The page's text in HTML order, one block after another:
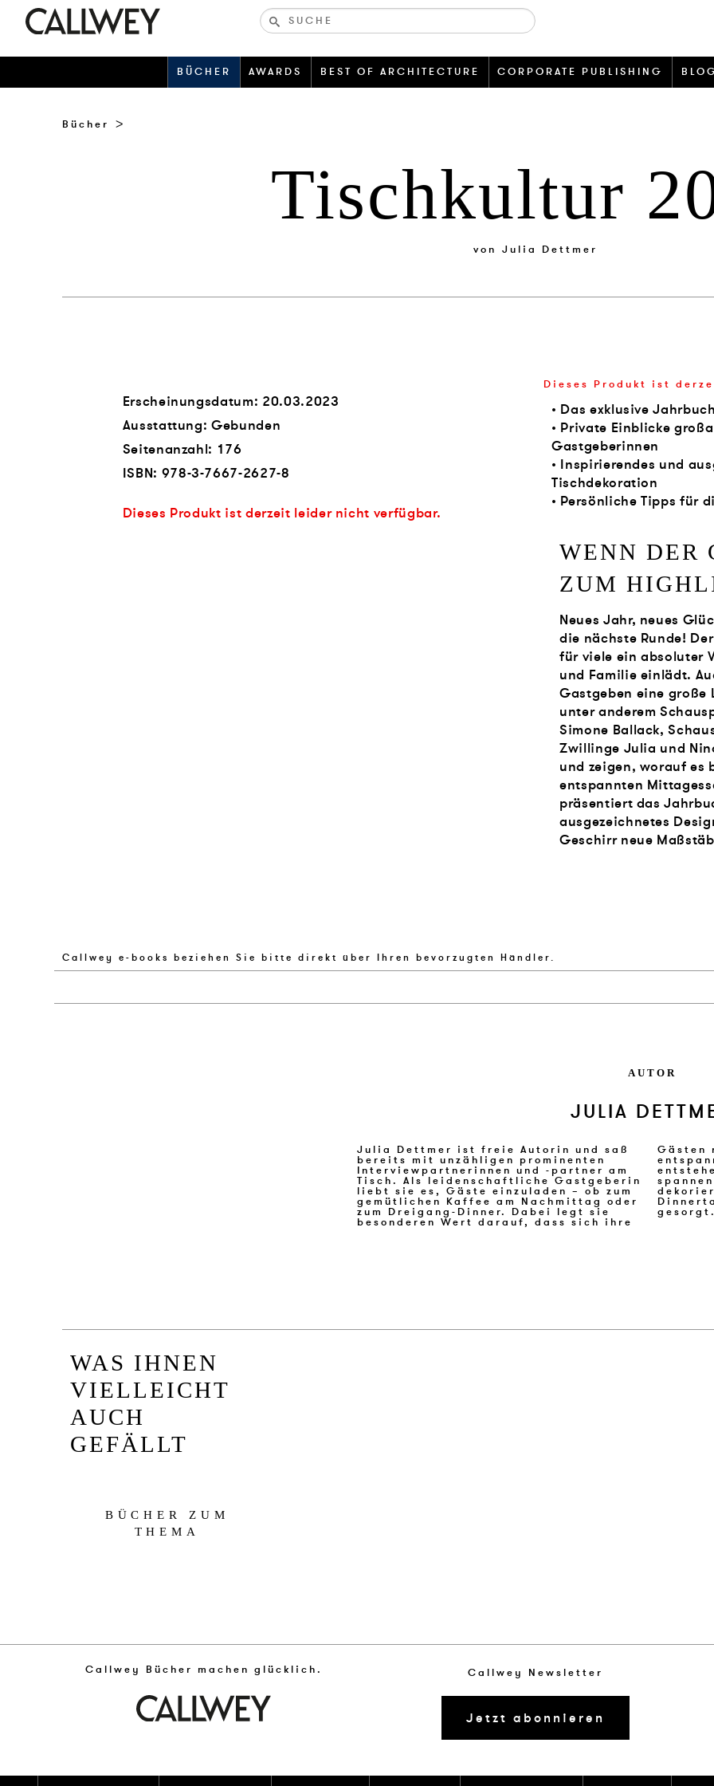
Bücher-
und
zeitschriften
BÜCHER AWARDS BEST OF ARCHITECTURE CORPORATE PUBLISHING
Bücher
Tischkultur
von Julia Dettmer
Erscheinungsdatum: 20.03.2023
Ausstattung: Gebunden
Seitenanzahl: 176
ISBN: 978-3-7667-2627-8
Dieses Produkt ist derzeit leider nicht verfügbar.
Dieses Produkt ist
• Das exklusive
• Private Einblicke
Gastgeberinnen
• Inspirierendes und
Tischdekoration
• Persönliche Tipps für
WENN DER
ZUM
Neues Jahr, neues
die nächste Runde!
für viele ein absoluter
und Familie einlädt.
Gastgeben eine große
unter anderem
Simone Ballack,
Zwillinge Julia und
und zeigen, worauf es
entspannten
präsentiert das
ausgezeichnetes
Geschirr neue
Callwey e-books beziehen Sie bitte direkt über Ihren bevorzugten Händler.
AUTOR
JULIA
Julia Dettmer ist freie Autorin und saß
bereits mit unzähligen prominenten
Interviewpartnerinnen und -partner am
Tisch. Als leidenschaftliche Gastgeberin
liebt sie es, Gäste einzuladen – ob zum
gemütlichen Kaffee am Nachmittag oder
zum Dreigang-Dinner. Dabei legt sie
besonderen Wert darauf, dass sich ihre
Gästen rundum wohlfühlen, damit
entspannte und tiefgründige Gespräche
entstehen. In Tischkultur hat sie für die
spannendsten Blickwinkel auf kreativ
dekorierte Locations und elegante
Dinnertafeln bekannter Gastgeber
WAS IHNEN
VIELLEICHT
AUCH
GEFÄLLT
BÜCHER ZUM
THEMA
Callwey Bücher machen glücklich. Callwey Newsletter
Jetzt abonnieren